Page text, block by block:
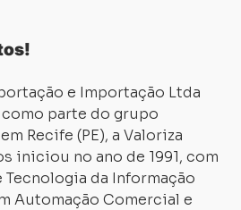
e Importação Ltda
parte do grupo
Recife (PE), a Valoriza
iniciou no ano de 1991, com
da Informação
Automação Comercial e